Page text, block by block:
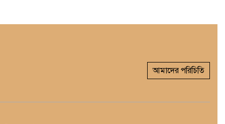
আমাদের পরিচিতি